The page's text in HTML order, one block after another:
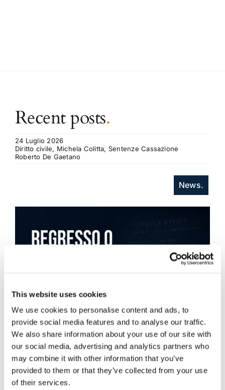
This website uses cookies
We use cookies to personalise content and ads, to
provide social media features and to analyse our traffic.
We also share information about your use of our site with
our social media, advertising and analytics partners who
may combine it with other information that you’ve
provided to them or that they’ve collected from your use
of their services.
Recent posts.
24 Luglio 2026
Diritto civile, Michela Colitta, Sentenze Cassazione
Roberto De Gaetano
News.